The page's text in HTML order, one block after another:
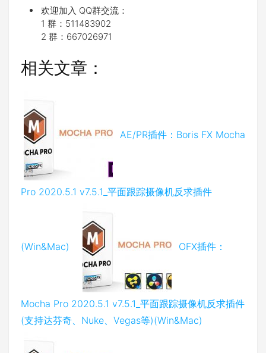
欢迎加入 QQ群交流：
1 群：511483902
2 群：667026971
相关文章：
AE/PR插件：Boris FX Mocha
Pro 2020.5.1 v7.5.1_平面跟踪摄像机反求插件
(Win&Mac) OFX插件：
Mocha Pro 2020.5.1 v7.5.1_平面跟踪摄像机反求插件
(支持达芬奇、Nuke、Vegas等)(Win&Mac)